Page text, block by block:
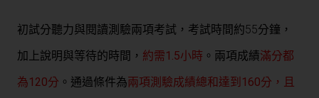
初試分聽力與閱讀測驗兩項考試，考試時間約55分鐘，
加上說明與等待的時間， 約需1.5小時 。兩項成績滿分都
為120分 。通過條件為兩項測驗成績總和達到160分，且